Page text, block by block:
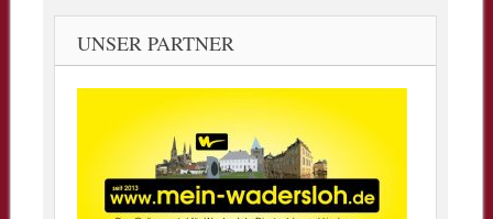
UNSER PARTNER